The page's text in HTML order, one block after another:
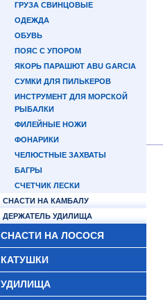
ГРУЗА СВИНЦОВЫЕ
ОДЕЖДА
ОБУВЬ
ПОЯС С УПОРОМ
ЯКОРЬ ПАРАШЮТ ABU GARCIA
СУМКИ ДЛЯ ПИЛЬКЕРОВ
ИНСТРУМЕНТ ДЛЯ МОРСКОЙ
РЫБАЛКИ
ФИЛЕЙНЫЕ НОЖИ
ФОНАРИКИ
ЧЕЛЮСТНЫЕ ЗАХВАТЫ
БАГРЫ
СЧЕТЧИК ЛЕСКИ
СНАСТИ НА КАМБАЛУ
ДЕРЖАТЕЛЬ УДИЛИЩА
СНАСТИ НА ЛОСОСЯ
КАТУШКИ
УДИЛИЩА